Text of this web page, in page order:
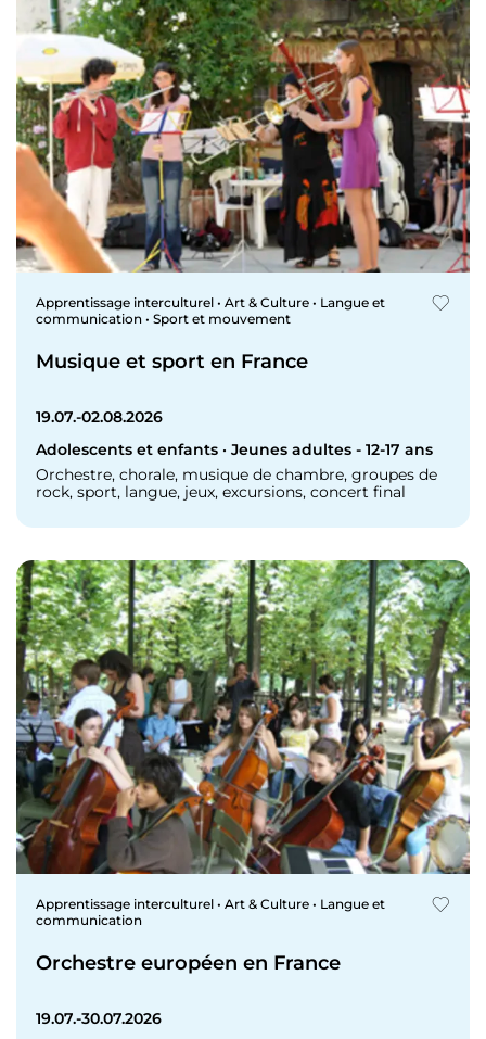
Apprentissage interculturel • Art & Culture • Langue et
communication • Sport et mouvement
Musique et sport en France
19.07.-02.08.2026
Adolescents et enfants · Jeunes adultes - 12-17 ans
Orchestre, chorale, musique de chambre, groupes de
rock, sport, langue, jeux, excursions, concert final
Apprentissage interculturel • Art & Culture • Langue et
communication
Orchestre européen en France
19.07.-30.07.2026